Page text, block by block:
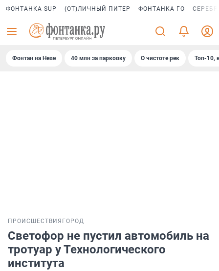
ФОНТАНКА SUP (ОТ)ЛИЧНЫЙ ПИТЕР ФОНТАНКА ГО
Фонтан на Неве 40 млн за парковку О чистоте рек Топ-10,
ПРОИСШЕСТВИЯ ГОРОД
Светофор не пустил автомобиль на
тротуар у Технологического
института